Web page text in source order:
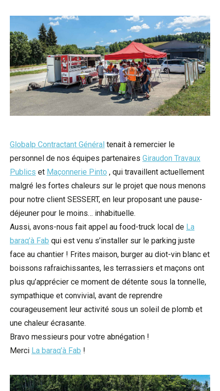
Globalp Contractant Général tenait à remercier le
personnel de nos équipes partenaires Giraudon Travaux
Publics et Maçonnerie Pinto , qui travaillent actuellement
malgré les fortes chaleurs sur le projet que nous menons
pour notre client SESSERT, en leur proposant une pause-
déjeuner pour le moins… inhabituelle.
Aussi, avons-nous fait appel au food-truck local de La
baraq’à Fab qui est venu s’installer sur le parking juste
face au chantier ! Frites maison, burger au diot-vin blanc et
boissons rafraichissantes, les terrassiers et maçons ont
plus qu’apprécier ce moment de détente sous la tonnelle,
sympathique et convivial, avant de reprendre
courageusement leur activité sous un soleil de plomb et
une chaleur écrasante.
Bravo messieurs pour votre abnégation !
Merci La baraq’à Fab !